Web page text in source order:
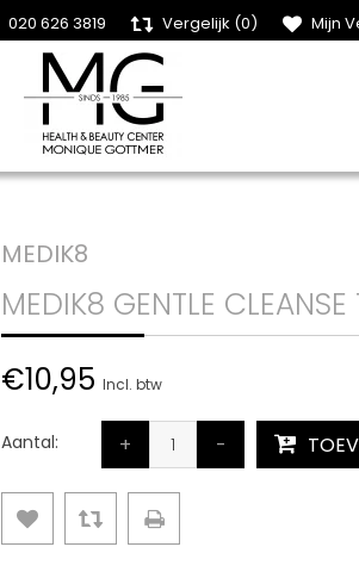
020 626 3819 Vergelijk (0) Mijn
MEDIK8
MEDIK8 GENTLE
€10,95 Incl. btw
Aantal: + -